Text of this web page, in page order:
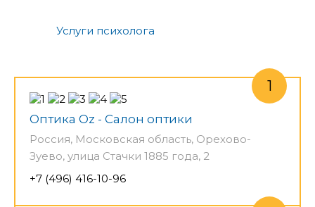
Услуги психолога
Оптика Оz - Салон оптики
Россия, Московская область, Орехово-
Зуево, улица Стачки 1885 года, 2
+7 (496) 416-10-96